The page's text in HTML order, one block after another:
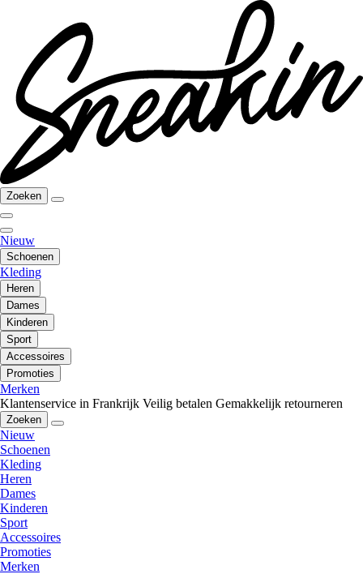
Zoeken
Nieuw
Schoenen
Kleding
Heren
Dames
Kinderen
Sport
Accessoires
Promoties
Merken
Klantenservice in Frankrijk Veilig betalen Gemakkelijk retourneren
Zoeken
Nieuw
Schoenen
Kleding
Heren
Dames
Kinderen
Sport
Accessoires
Promoties
Merken